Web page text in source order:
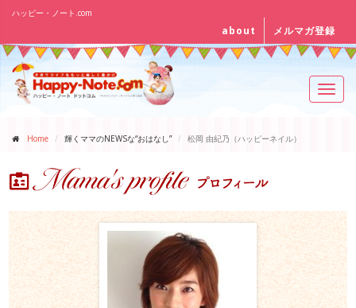
ハッピー・ノート.com
about メルマガ登録
Home 輝くママのNEWSな“おはなし” 松岡 由紀乃（ハッピーネイル）